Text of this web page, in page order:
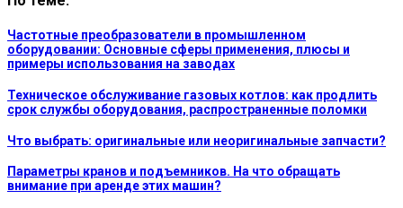
Частотные преобразователи в промышленном
оборудовании: Основные сферы применения, плюсы и
примеры использования на заводах
Техническое обслуживание газовых котлов: как продлить
срок службы оборудования, распространенные поломки
Что выбрать: оригинальные или неоригинальные запчасти?
Параметры кранов и подъемников. На что обращать
внимание при аренде этих машин?